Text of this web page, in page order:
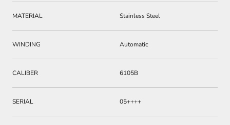
MATERIAL Stainless Steel
WINDING Automatic
CALIBER 6105B
SERIAL 05++++